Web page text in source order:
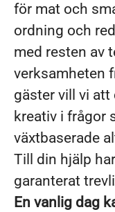
för mat och
ordning och
med resten av
verksamheten
gäster vill vi att
kreativ i frågor
växtbaserade
Till din hjälp
garanterat
En vanlig dag